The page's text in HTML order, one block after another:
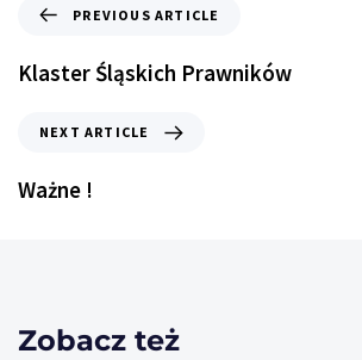
PREVIOUS ARTICLE
Klaster Śląskich Prawników
NEXT ARTICLE
Ważne !
Zobacz też